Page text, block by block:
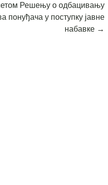
Решењу о одбацивању
понуђача у поступку јавне
набавке →